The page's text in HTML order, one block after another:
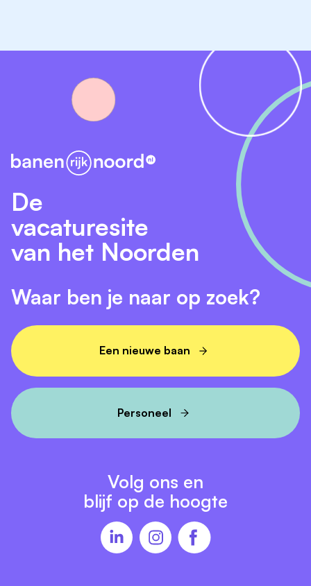
De
vacaturesite
van het Noorden
Waar ben je naar op zoek?
Een nieuwe baan
Personeel
Volg ons en
blijf op de hoogte